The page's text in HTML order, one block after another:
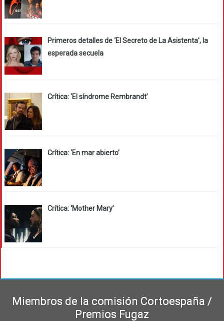
Primeros detalles de ‘El Secreto de La Asistenta’, la
esperada secuela
Crítica: ‘El síndrome Rembrandt’
Crítica: ‘En mar abierto’
Crítica: ‘Mother Mary’
Miembros de la comisión Cortoespaña /
Premios Fugaz